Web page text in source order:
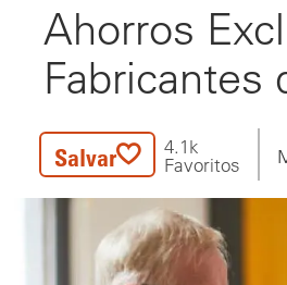
Ahorros
Fabricantes
Salvar
4.1k
Favoritos